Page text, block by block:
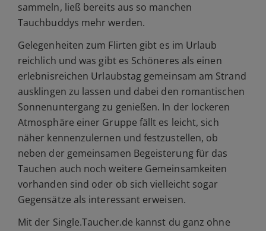
sammeln, ließ bereits aus so manchen
Tauchbuddys mehr werden.
Gelegenheiten zum Flirten gibt es im Urlaub
reichlich und was gibt es Schöneres als einen
erlebnisreichen Urlaubstag gemeinsam am Strand
ausklingen zu lassen und dabei den romantischen
Sonnenuntergang zu genießen. In der lockeren
Atmosphäre einer Gruppe fällt es leicht, sich
näher kennenzulernen und festzustellen, ob
neben der gemeinsamen Begeisterung für das
Tauchen auch noch weitere Gemeinsamkeiten
vorhanden sind oder ob sich vielleicht sogar
Gegensätze als interessant erweisen.
Mit der Single.Taucher.de kannst du ganz ohne